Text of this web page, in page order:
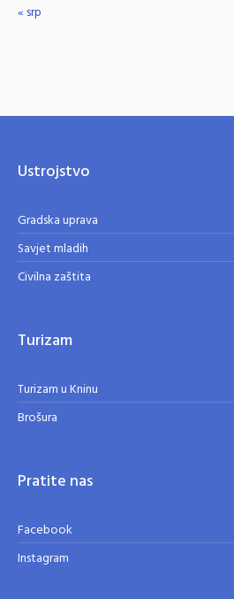
« srp
Ustrojstvo
Gradska uprava
Savjet mladih
Civilna zaštita
Turizam
Turizam u Kninu
Brošura
Pratite nas
Facebook
Instagram